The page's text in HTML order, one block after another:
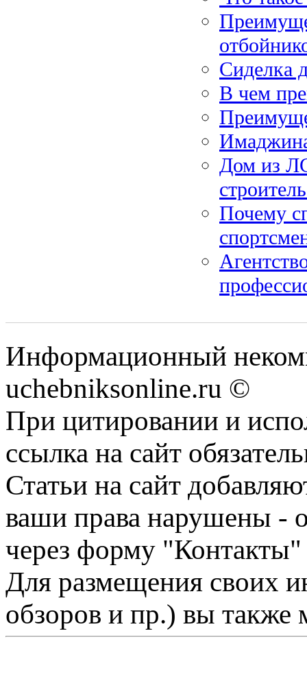
Сиделка
В чем
Дом из
Почему
Информационный
uchebniksonline.ru ©
При цитировании и
ссылка на сайт
Статьи на сайт
ваши права нарушены -
через форму "Контакты"
Для размещения своих
обзоров и пр.) вы также